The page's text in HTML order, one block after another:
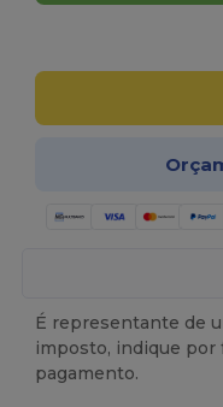
É representante de
imposto, indique por
pagamento.